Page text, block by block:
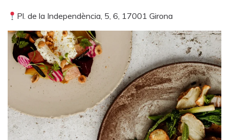
Pl. de la Independència, 5, 6, 17001 Girona